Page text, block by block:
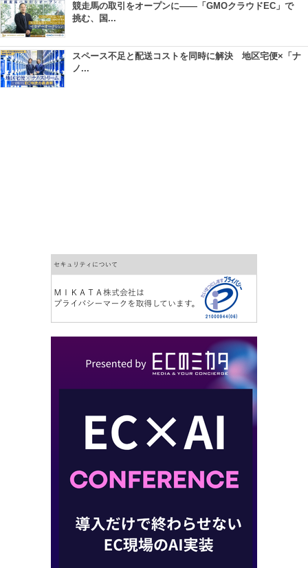
競走馬の取引をオープンに――「GMOクラウドEC」で
挑む、国...
スペース不足と配送コストを同時に解決 地区宅便×「ナ
ノ...